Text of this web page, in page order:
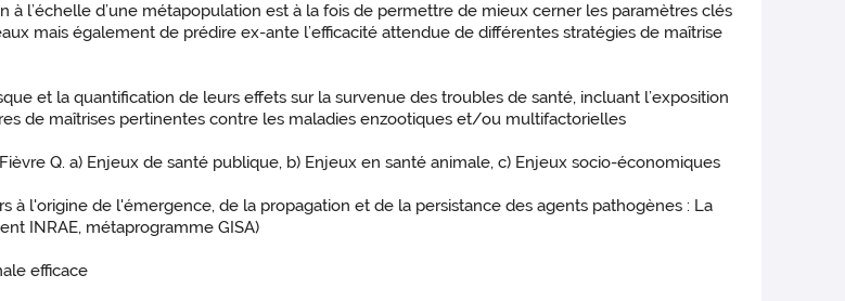
à l’échelle d’une métapopulation est à la fois de permettre de mieux cerner les paramètres clés
mais également de prédire ex-ante l’efficacité attendue de différentes stratégies de maîtrise
et la quantification de leurs effets sur la survenue des troubles de santé, incluant l’exposition
de maîtrises pertinentes contre les maladies enzootiques et/ou multifactorielles
Q. a) Enjeux de santé publique, b) Enjeux en santé animale, c) Enjeux socio-économiques
à l'origine de l'émergence, de la propagation et de la persistance des agents pathogènes : La
INRAE, métaprogramme GISA)
efficace